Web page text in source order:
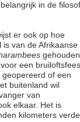
in de
er ook op hoe
van de Afrikaanse
een
of een
buitenland wil
van
elkaar. Het is
kilometers